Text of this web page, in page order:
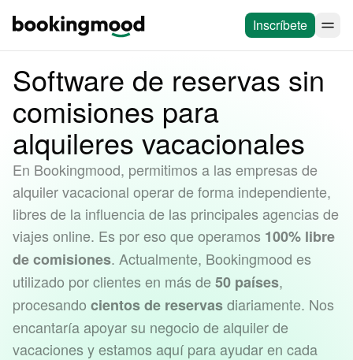
Inscríbete
Software de reservas sin
comisiones para
alquileres vacacionales
En Bookingmood, permitimos a las empresas de
alquiler vacacional operar de forma independiente,
libres de la influencia de las principales agencias de
viajes online. Es por eso que operamos 100% libre
de comisiones. Actualmente, Bookingmood es
utilizado por clientes en más de50 países,
procesando cientos de reservasdiariamente. Nos
encantaría apoyar su negocio de alquiler de
vacaciones y estamos aquí para ayudar en cada